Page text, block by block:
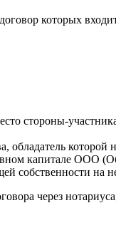
которых
стороны-
обладатель
капитале ООО
собственности на
через